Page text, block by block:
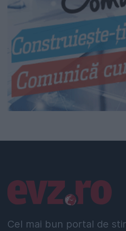
Cel mai bun portal de
Linkuri utile